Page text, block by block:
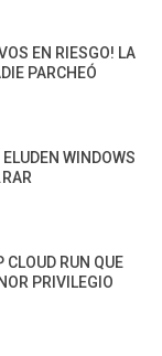
EN RIESGO! LA
PARCHEÓ
WINDOWS
CLOUD RUN QUE
PRIVILEGIO